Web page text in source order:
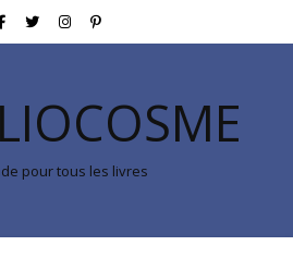
pour tous les livres